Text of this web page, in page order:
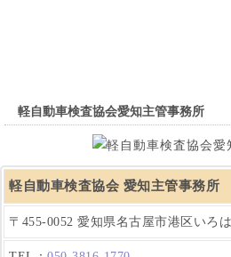
軽自動車検査協会愛知主管事務所
軽自動車検査協会 愛知主管事務所
〒455-0052 愛知県名古屋市港区いろ